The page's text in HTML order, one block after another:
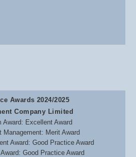
Awards 2024/2025
Company Limited
Award: Excellent Award
Management: Merit Award
Award: Good Practice Award
Good Practice Award